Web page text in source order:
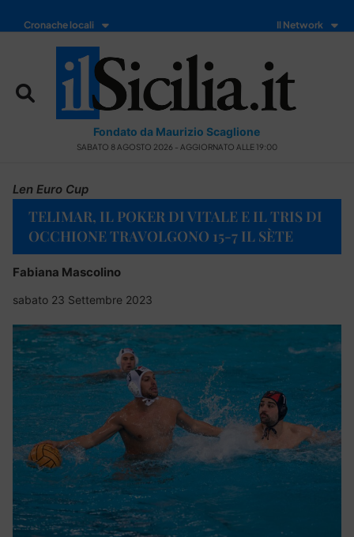
Cronache locali Il Network
Fondato da Maurizio Scaglione
SABATO 8 AGOSTO 2026 - AGGIORNATO ALLE 19:00
Len Euro Cup
TELIMAR, IL POKER DI VITALE E IL TRIS DI
OCCHIONE TRAVOLGONO 15-7 IL SÈTE
Fabiana Mascolino
sabato 23 Settembre 2023